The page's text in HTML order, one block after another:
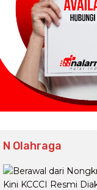
N Olahraga